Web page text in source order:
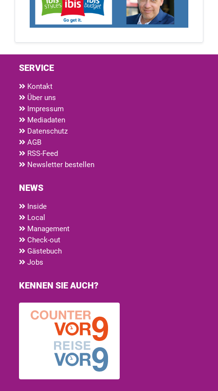
SERVICE
Kontakt
Über uns
Impressum
Mediadaten
Datenschutz
AGB
RSS-Feed
Newsletter bestellen
NEWS
Inside
Local
Management
Check-out
Gästebuch
Jobs
KENNEN SIE AUCH?